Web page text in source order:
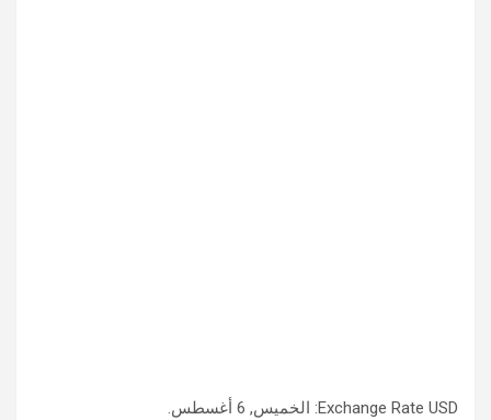
Exchange Rate USD : الخميس, 6 أغسطس.